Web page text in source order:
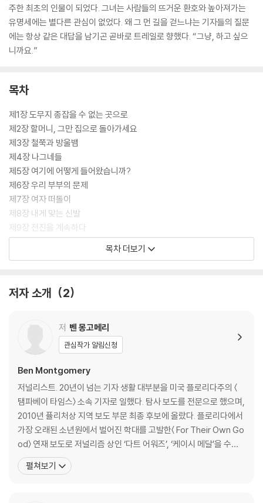
주한 최초의 인물이 되었다. 그녀는 사람들의 뜨거운 환호와 높아져가는
유명세에는 별다른 관심이 없었다. 왜 그 먼 길을 걷느냐는 기자들의 질문
에는 항상 같은 대답을 남기곤 곧바로 트레일로 향했다. “그냥, 하고 싶으
니까요.”
목차
제1장 도무지 종잡을 수 없는 곳으로
제2장 할머니, 그만 집으로 돌아가세요
제3장 철쭉과 방울뱀
제4장 나그네들
제5장 여기에 어떻게 들어왔습니까?
제6장 우리 부부의 문제
제7장 여자 떠돌이
제8장 내게 맞는 신발
제9장 전진을 계속하다
제10장 허리케인
제14장 산의 노인
제16장 일곱 번째 운동화
제17장 그 어느 때보다 완벽한 고독
제18장 또다시 트레일 위로
제19장 개척자
제20장 새로운 길
제21장 잊을 수 없는 이름
에필로그
감사의 글
참고문헌
목차 더보기
저자 소개 2
저 벤 몽고메리
관심작가 알림신청
Ben Montgomery
저널리스트. 20년이 넘는 기자 생활 대부분을 미국 플로리다주의 〈
탬파베이 타임스〉 소속 기자로 일했다. 탐사 보도를 전문으로 했으며,
2010년 퓰리처상 지역 보도 부문 최종 후보에 올랐다. 플로리다에서
가장 오래된 소년원에서 벌어진 학대를 고발한〈 For Their Own Go
od〉 연재 보도로 저널리즘 상인 ‘다트 어워즈’, ‘케이시 메달’을 수상
했다. 지은 책으로는 《The Leper Spy》, 《A Shot in the Moonlig
ht》 등이 있다. 《게이트우드 할머니의 발자국》은 ‘애팔래치아 산맥을
펼쳐보기